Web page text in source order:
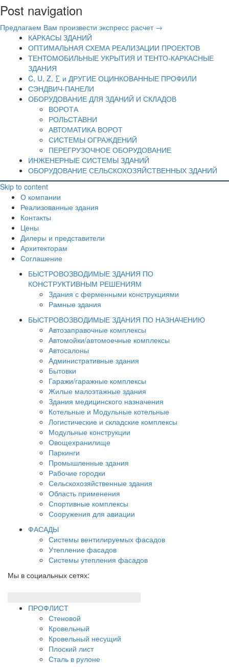
Post navigation
Предлагаем Вам произвести экспресс расчет →
КАРКАСЫ ЗДАНИЙ
ОПТИМАЛЬНАЯ СХЕМА РЕАЛИЗАЦИИ ПРОЕКТОВ
ТЕНТОМОБИЛЬНЫЕ УКРЫТИЯ И ТЕНТО-КАРКАСНЫЕ
ЗДАНИЯ
C, U, Z, ∑ и ДРУГИЕ ОЦИНКОВАННЫЕ ПРОФИЛИ
СЭНДВИЧ-ПАНЕЛИ
ОБОРУДОВАНИЕ ДЛЯ ЗДАНИЙ И СКЛАДОВ
ВОРОТА
РОЛЬСТАВНИ
АВТОМАТИКА ВОРОТ
СИСТЕМЫ ОГРАЖДЕНИЙ
ПЕРЕГРУЗОЧНОЕ ОБОРУДОВАНИЕ
ИНЖЕНЕРНЫЕ СИСТЕМЫ ЗДАНИЙ
ОБОРУДОВАНИЕ СЕЛЬСКОХОЗЯЙСТВЕННЫХ ЗДАНИЙ
Skip to content
О компании
Реализованные здания
Контакты
Цены
Дилеры и представители
Архитекторам
Соглашение
БЫСТРОВОЗВОДИМЫЕ ЗДАНИЯ ПО
КОНСТРУКТИВНЫМ РЕШЕНИЯМ
Здания с ферменными конструкциями
Рамные здания
БЫСТРОВОЗВОДИМЫЕ ЗДАНИЯ ПО НАЗНАЧЕНИЮ
Автозаправочные комплексы
Автомойки/автомоечные комплексы
Автосалоны
Административные здания
Бытовки
Гаражи/гаражные комплексы
Жилые малоэтажные здания
Здания медицинского назначения
Котельные и Модульные котельные
Логистические и складские комплексы
Модульные конструкции
Овощехранилище
Паркинги
Промышленные здания
Рабочие городки
Сельскохозяйственные здания
Область применения
Спортивные комплексы
Сооружения для авиации
ФАСАДЫ
Системы вентилируемых фасадов
Утепление фасадов
Системы утепления фасадов
Мы в социальных сетях:
ПРОФЛИСТ
Стеновой
Кровельный
Кровельный несущий
Плоский лист
Сталь в рулоне